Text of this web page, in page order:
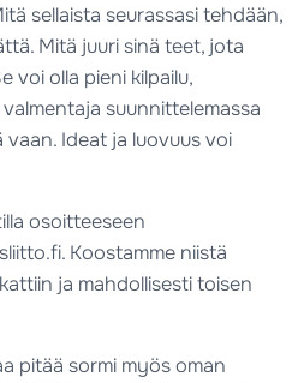
sellaista seurassasi tehdään,
Mitä juuri sinä teet, jota
voi olla pieni kilpailu,
suunnittelemassa
vaan. Ideat ja luovuus voi
osoitteeseen
Koostamme niistä
ja mahdollisesti toisen
pitää sormi myös oman